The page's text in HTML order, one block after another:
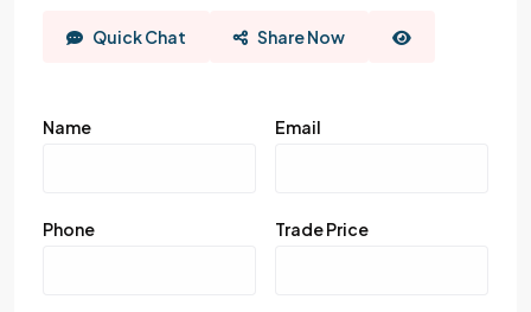
Quick Chat Share Now
Name Email
Phone Trade Price